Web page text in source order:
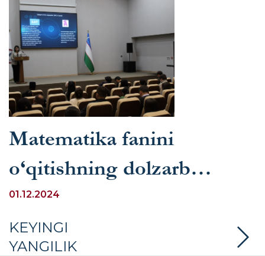
Matematika fanini
o‘qitishning dolzarb
masalalari muhokama
etildi
01.12.2024
KEYINGI
YANGILIK